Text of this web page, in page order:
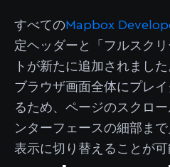
すべてのMapbox
定ヘッダーと「フルスク
トが新たに追加されまし
ブラウザ画面全体にプレ
るため、ページのスクロ
ンターフェースの細部ま
表示に切り替えることが可